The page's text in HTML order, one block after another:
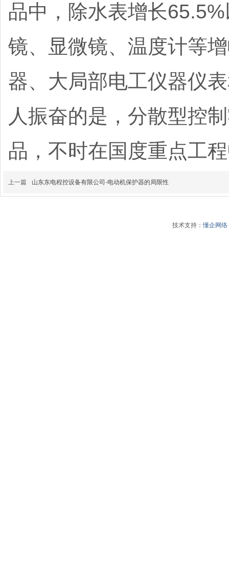
品中，除水表增长
镜、显微镜、温度计等
器、大局部电工仪器仪
人振奋的是，分散型控
品，不时在国度重点工
上一篇 山东东电程控设备有限公司-电动机保护器的局限性
技术支持：懂企网络